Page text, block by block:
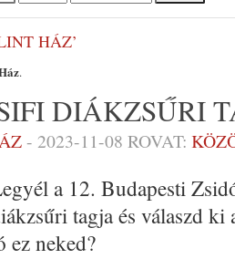
HÁZ’
.
DIÁKZSŰRI
- 2023-11-08 ROVAT:
a 12. Budapesti
tagja és válaszd
ez neked?